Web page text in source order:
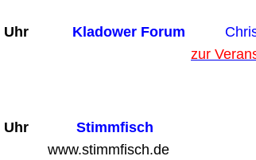
Uhr Kladower Forum
zur
www.stimmfisch.de